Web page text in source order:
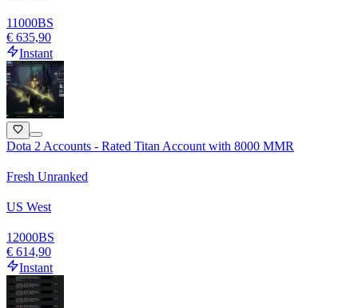
11000BS
€ 635,90
Instant
Dota 2 Accounts - Rated Titan Account with 8000 MMR
Fresh Unranked
US West
12000BS
€ 614,90
Instant